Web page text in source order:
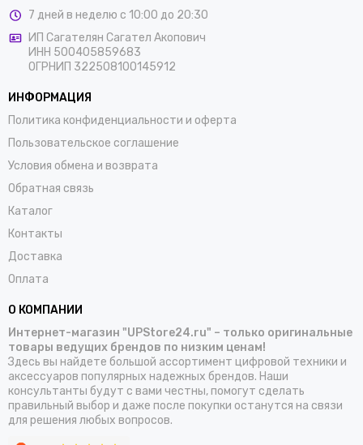
7 дней в неделю с 10:00 до 20:30
ИП Сагателян Сагател Акопович
ИНН 500405859683
ОГРНИП 322508100145912
ИНФОРМАЦИЯ
Политика конфиденциальности и оферта
Пользовательское соглашение
Условия обмена и возврата
Обратная связь
Каталог
Контакты
Доставка
Оплата
О КОМПАНИИ
Интернет-магазин "UPStore24.ru" – только оригинальные
товары ведущих брендов по низким ценам!
Здесь вы найдете большой ассортимент цифровой техники и
аксессуаров популярных надежных брендов. Наши
консультанты будут с вами честны, помогут сделать
правильный выбор и даже после покупки останутся на связи
для решения любых вопросов.